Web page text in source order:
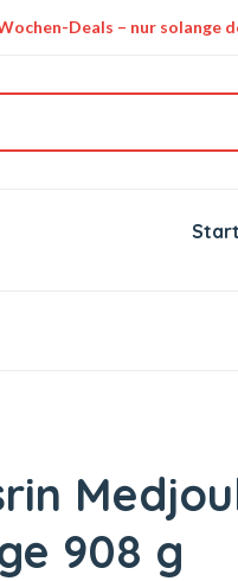
Deals – nur solange
908 g